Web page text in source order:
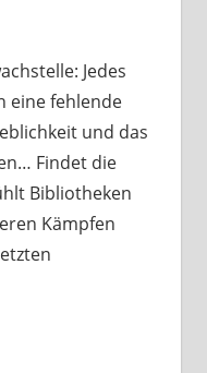
Jedes
eine fehlende
und das
Findet die
Bibliotheken
Kämpfen